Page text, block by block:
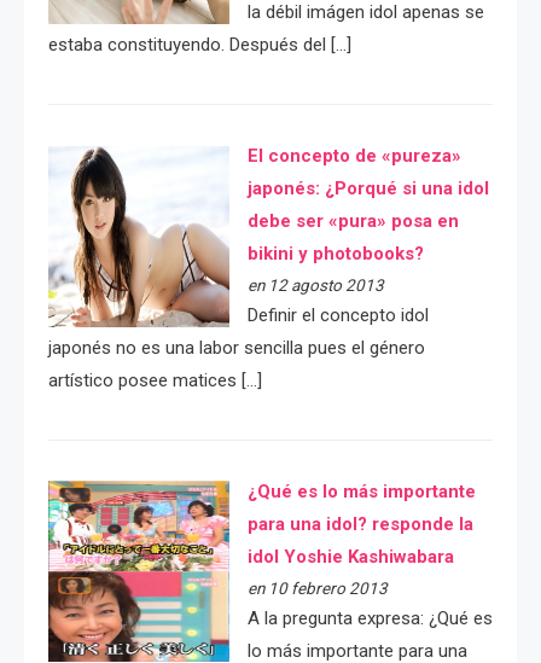
la débil imágen idol apenas se
estaba constituyendo. Después del […]
El concepto de «pureza»
japonés: ¿Porqué si una idol
debe ser «pura» posa en
bikini y photobooks?
en 12 agosto 2013
Definir el concepto idol
japonés no es una labor sencilla pues el género
artístico posee matices […]
¿Qué es lo más importante
para una idol? responde la
idol Yoshie Kashiwabara
en 10 febrero 2013
A la pregunta expresa: ¿Qué es
lo más importante para una